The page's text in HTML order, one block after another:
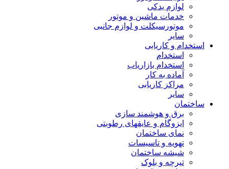
لوازم یدکی
خدمات ماشین و موتور
موتورسیکلت و لوازم جانبی
سایر
استخدام و کاریابی
استخدام
استخدام بازاریاب
آماده به کار
مراکز کاریابی
سایر
ساختمان
برق و هوشمند سازی
ایزوگام و عایقهای رطوبتی
نمای ساختمان
تهویه و تاسیسات
شیشه ساختمان
تیرچه و بلوک